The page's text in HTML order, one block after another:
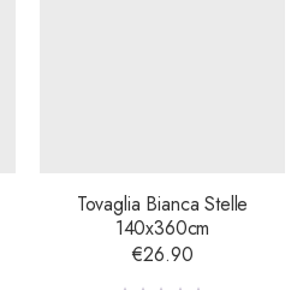
Tovaglia Bianca Stelle
140x360cm
€26.90